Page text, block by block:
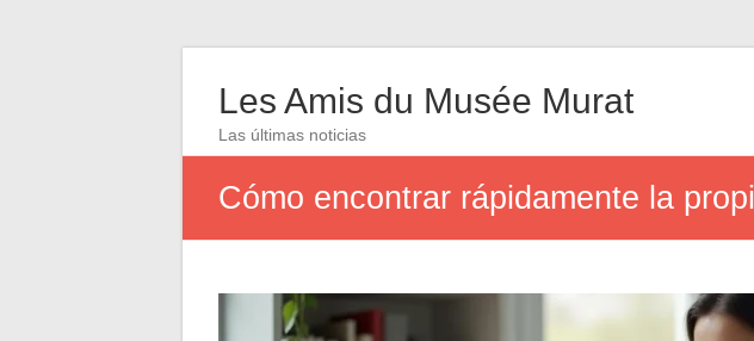
Les Amis du Musée Murat
Las últimas noticias
Cómo encontrar rápidamente la